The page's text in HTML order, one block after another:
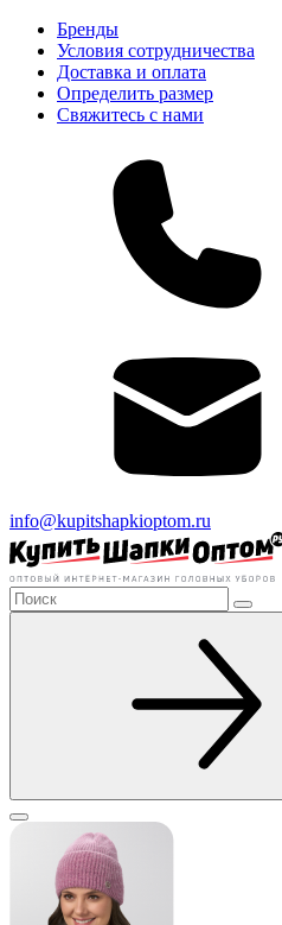
Бренды
Условия сотрудничества
Доставка и оплата
Определить размер
Свяжитесь с нами
info@kupitshapkioptom.ru